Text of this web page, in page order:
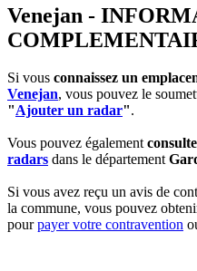
Venejan -
Si vous connaissez un
Venejan, vous pouvez le
"Ajouter un radar".
Vous pouvez également
radars dans le département
Si vous avez reçu un avis de
la commune, vous pouvez
pourpayer votre contravention